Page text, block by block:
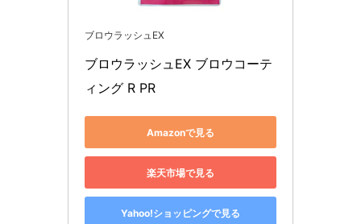
ブロウラッシュEX
ブロウラッシュEX ブロウコーテ
ィング R PR
Amazonで見る
楽天市場で見る
Yahoo!ショッピングで見る